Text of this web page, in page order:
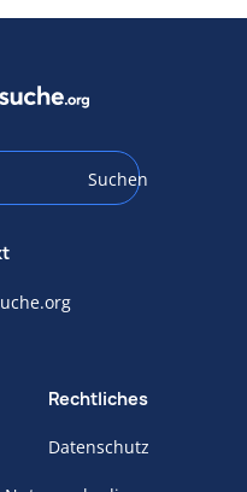
Suchen
Rechtliches
Datenschutz